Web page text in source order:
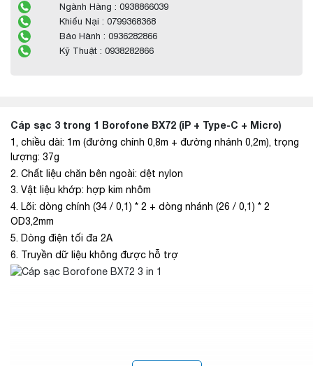
Ngành Hàng : 0938866039
Khiếu Nại : 0799368368
Bảo Hành : 0936282866
Kỹ Thuật : 0938282866
Cáp sạc 3 trong 1 Borofone BX72 (iP + Type-C + Micro)
1, chiều dài: 1m (đường chính 0,8m + đường nhánh 0,2m), trọng
lượng: 37g
2. Chất liệu chăn bên ngoài: dệt nylon
3. Vật liệu khớp: hợp kim nhôm
4. Lõi: dòng chính (34 / 0,1) * 2 + dòng nhánh (26 / 0,1) * 2
OD3,2mm
5. Dòng điện tối đa 2A
6. Truyền dữ liệu không được hỗ trợ